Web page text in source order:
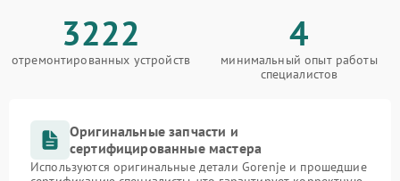
3222
отремонтированных устройств
4
минимальный опыт работы
специалистов
Оригинальные запчасти и
сертифицированные мастера
Используются оригинальные детали Gorenje и прошедшие